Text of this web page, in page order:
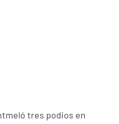
tres podios en